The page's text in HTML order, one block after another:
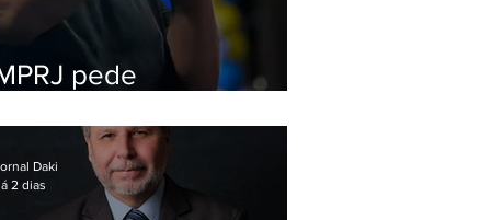
pede
Daki
2 dias